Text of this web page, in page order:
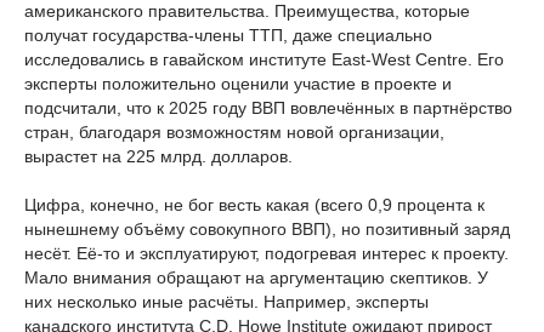
американского правительства. Преимущества, которые
получат государства-члены ТТП, даже специально
исследовались в гавайском институте East-West Centre. Его
эксперты положительно оценили участие в проекте и
подсчитали, что к 2025 году ВВП вовлечённых в партнёрство
стран, благодаря возможностям новой организации,
вырастет на 225 млрд. долларов.
Цифра, конечно, не бог весть какая (всего 0,9 процента к
нынешнему объёму совокупного ВВП), но позитивный заряд
несёт. Её-то и эксплуатируют, подогревая интерес к проекту.
Мало внимания обращают на аргументацию скептиков. У
них несколько иные расчёты. Например, эксперты
канадского института C.D. Howe Institute ожидают прирост